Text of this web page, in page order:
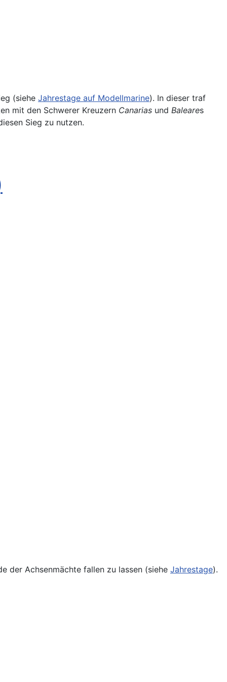
(siehe Jahrestage auf Modellmarine). In dieser traf
mit den Schwerer Kreuzern Canarias und Baleares
Sieg zu nutzen.
der Achsenmächte fallen zu lassen (siehe Jahrestage).